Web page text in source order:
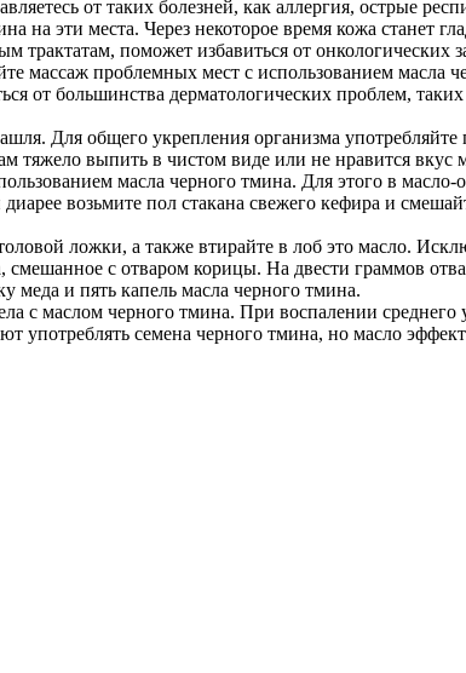
от таких болезней, как аллергия, острые
на эти места. Через некоторое время кожа станет
трактатам, поможет избавиться от
массаж проблемных мест с использованием
от большинства дерматологических проблем,
Для общего укрепления организма
тяжело выпить в чистом виде или не нравится
масла черного тмина. Для этого в масло-
возьмите пол стакана свежего кефира и
ложки, а также втирайте в лоб это масло.
с отваром корицы. На двести граммов
меда и пять капель масла черного тмина.
с маслом черного тмина. При воспалении
семена черного тмина, но масло